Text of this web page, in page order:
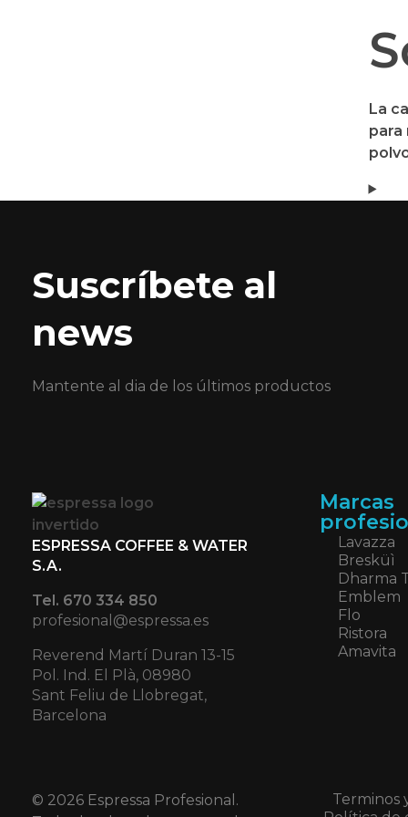
La
para
Suscríbete al
news
Mantente al dia de los últimos productos
ESPRESSA COFFEE & WATER
S.A.
Tel. 670 334 850
profesional@espressa.es
Reverend Martí Duran 13-15
Pol. Ind. El Plà, 08980
Sant Feliu de Llobregat,
Barcelona
Marcas
Lavazza
Bresküì
Dharma
Emblem
Flo
Ristora
Amavita
© 2026 Espressa Profesional.
Terminos